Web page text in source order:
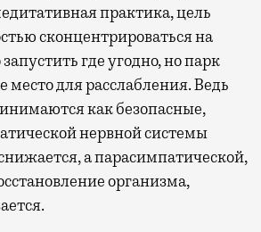
практика, цель
сконцентрироваться на
где угодно, но парк
для расслабления. Ведь
как безопасные,
нервной системы
а парасимпатической,
организма,